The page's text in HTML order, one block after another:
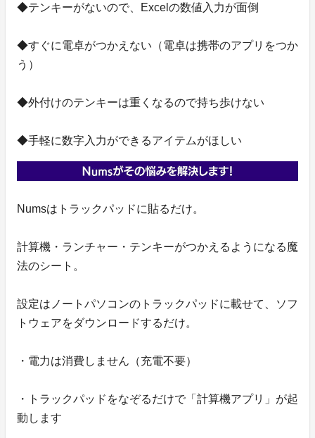
◆テンキーがないので、Excelの数値入力が面倒
◆すぐに電卓がつかえない（電卓は携帯のアプリをつか
う）
◆外付けのテンキーは重くなるので持ち歩けない
◆手軽に数字入力ができるアイテムがほしい
Numsはトラックパッドに貼るだけ。
計算機・ランチャー・テンキーがつかえるようになる魔
法のシート。
設定はノートパソコンのトラックパッドに載せて、ソフ
トウェアをダウンロードするだけ。
・電力は消費しません（充電不要）
・トラックパッドをなぞるだけで「計算機アプリ」が起
動します